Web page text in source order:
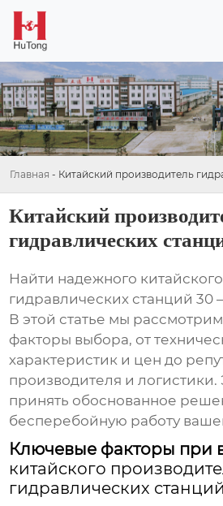
Главная - Китайский производитель
Китайский
гидравлических
Найти надежного
гидравлических станций 30
В этой статье мы
факторы выбора, от
характеристик и цен до
производителя и
принять обоснованное
бесперебойную работу
Ключевые факторы при
китайского
гидравлических